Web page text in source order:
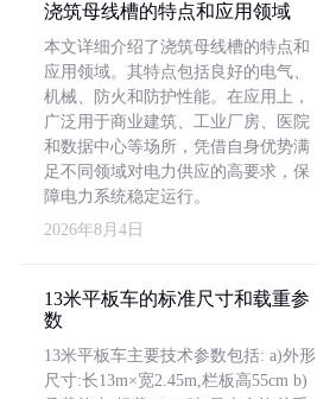
浇筑母线槽的特点和应用领域
本文详细介绍了浇筑母线槽的特点和
应用领域。其特点包括良好的电气、
机械、防火和防护性能。在应用上，
广泛用于商业建筑、工业厂房、医院
和数据中心等场所，凭借自身优势满
足不同领域对电力供应的高要求，保
障电力系统稳定运行。
2026年8月4日
13米平板车的标准尺寸和载重参
数
13米平板车主要技术参数包括: a)外形
尺寸:长13m×宽2.45m,栏板高55cm b)